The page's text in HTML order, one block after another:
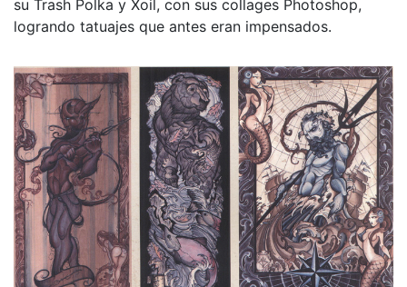
su Trash Polka y Xoil, con sus collages Photoshop,
logrando tatuajes que antes eran impensados.